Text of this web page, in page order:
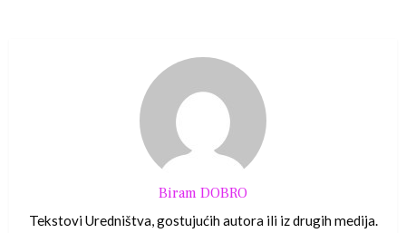
Biram DOBRO
Tekstovi Uredništva, gostujućih autora ili iz drugih medija.